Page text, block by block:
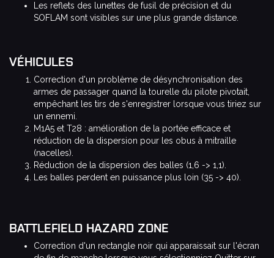
Les reflets des lunettes de fusil de précision et du
SOFLAM sont visibles sur une plus grande distance.
VÉHICULES
Correction d'un problème de désynchronisation des
armes de passager quand la tourelle du pilote pivotait,
empêchant les tirs de s'enregistrer lorsque vous tiriez sur
un ennemi.
M1A5 et T28 : amélioration de la portée efficace et
réduction de la dispersion pour les obus à mitraille
(nacelles).
Réduction de la dispersion des balles (1,6 -> 1,1).
Les balles perdent en puissance plus loin (35 -> 40).
BATTLEFIELD HAZARD ZONE
Correction d'un rectangle noir qui apparaissait sur l'écran